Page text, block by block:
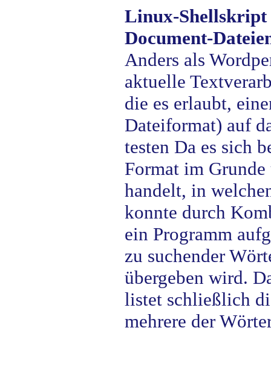
Linux-Shellskript
Document-
Anders als
aktuelle
die es erlaubt,
Dateiformat) auf
testen Da es sich
Format im
handelt, in
konnte durch
ein Programm
zu suchender
übergeben wird.
listet schließlich
mehrere der